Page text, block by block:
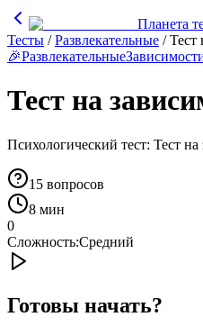
Планета
Тесты /Развлекательные /Тест
🎉Развлекательные
Тест на
Психологический тест: Тест
15 вопросов
8 мин
0
Сложность:Средний
Готовы начать?